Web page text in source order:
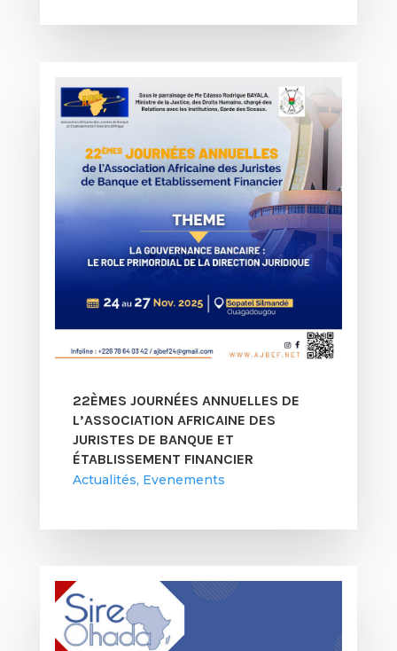
22ÈMES JOURNÉES ANNUELLES DE
L’ASSOCIATION AFRICAINE DES
JURISTES DE BANQUE ET
ÉTABLISSEMENT FINANCIER
Actualités, Evenements